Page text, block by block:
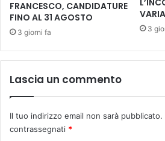
e
v
e
t
i
d
i
O
C
A
N
FRANCESCO, CANDIDATURE
FINO AL 31 AGOSTO
3 giorni fa 3
Lascia un commento
Il tuo indirizzo email non sarà pubblicato.
contrassegnati *